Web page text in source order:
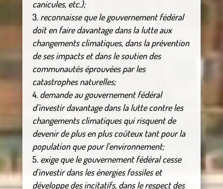
canicules, etc.);
reconnaisse que le gouvernement fédéral
doit en faire davantage dans la lutte aux
changements climatiques, dans la prévention
de ses impacts et dans le soutien des
communautés éprouvées par les
catastrophes naturelles;
demande au gouvernement fédéral
d’investir davantage dans la lutte contre les
changements climatiques qui risquent de
devenir de plus en plus coûteux tant pour la
population que pour l’environnement;
exige que le gouvernement fédéral cesse
d’investir dans les énergies fossiles et
développe des incitatifs, dans le respect des